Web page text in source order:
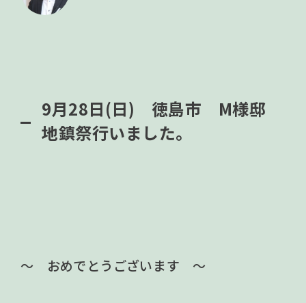
9月28日(日) 徳島市 M様邸
地鎮祭行いました。
～ おめでとうございます ～